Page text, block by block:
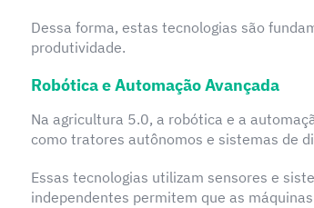
Dessa forma, estas tecnologias são
produtividade.
Robótica e Automação Avançada
Na agricultura 5.0, a robótica e a
como tratores autônomos e sistemas de
Essas tecnologias utilizam sensores e
independentes permitem que as